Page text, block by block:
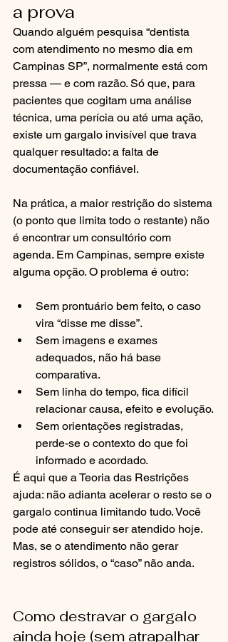
a prova
Quando alguém pesquisa “dentista
com atendimento no mesmo dia em
Campinas SP”, normalmente está com
pressa — e com razão. Só que, para
pacientes que cogitam uma análise
técnica, uma perícia ou até uma ação,
existe um gargalo invisível que trava
qualquer resultado: a falta de
documentação confiável.
Na prática, a maior restrição do sistema
(o ponto que limita todo o restante) não
é encontrar um consultório com
agenda. Em Campinas, sempre existe
alguma opção. O problema é outro:
Sem prontuário bem feito, o caso
vira “disse me disse”.
Sem imagens e exames
adequados, não há base
comparativa.
Sem linha do tempo, fica difícil
relacionar causa, efeito e evolução.
Sem orientações registradas,
perde-se o contexto do que foi
informado e acordado.
É aqui que a Teoria das Restrições
ajuda: não adianta acelerar o resto se o
gargalo continua limitando tudo. Você
pode até conseguir ser atendido hoje.
Mas, se o atendimento não gerar
registros sólidos, o “caso” não anda.
Como destravar o gargalo
ainda hoje (sem atrapalhar